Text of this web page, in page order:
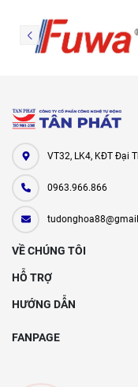
VT32, LK4, KĐT Đại
0963.966.866
VỀ CHÚNG TÔI
HỖ TRỢ
HƯỚNG DẪN
FANPAGE